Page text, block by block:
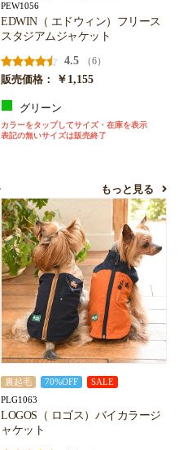
PEW1056
EDWIN（ エドウィン）フリース
スタジアムジャケット
4.5
（6）
販売価格：
￥1,155
グリーン
カラーをタップしてサイズ・在庫を表示
表記の無いサイズは販売終了
もっと見る
裏起毛 70%OFF SALE
PLG1063
LOGOS（ ロゴス）バイカラージ
ャケット